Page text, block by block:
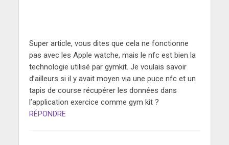
Super article, vous dites que cela ne fonctionne
pas avec les Apple watche, mais le nfc est bien la
technologie utilisé par gymkit. Je voulais savoir
d’ailleurs si il y avait moyen via une puce nfc et un
tapis de course récupérer les données dans
l’application exercice comme gym kit ?
RÉPONDRE